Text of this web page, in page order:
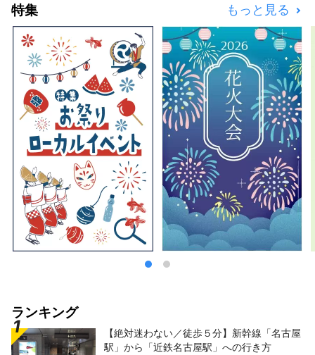
のありのままの都市生活に触れることができま
す。 日本の高度経済成長を支えた工業地帯か
ら生まれた工場夜景が有名ですが、江戸幕府を
開いた将軍によって整備された東京から京都ま
での大動脈である「東海道」の宿場町「東海道
五十三次」の一つとして栄え、初詣には日本最
大級の参拝者が訪れる川崎大師や、文化財指定
を受けた25もの古民家がある日本民家園があ
ります。人気アニメ「ドラえもん」のミュージ
アムも人気です。 人気の観光スポット・イベ
ントをいくつか紹介いたします。 ◇川崎市の
工場夜景 日本の高度成長期を支えた工業地
帯。24時間稼働する工場群は、夜を迎えると
プラントに作業用の明かりが点灯され、宝石を
ちりばめたような幻想的な世界へと変貌しま
す。この「工場夜景」はバスツアー、屋形船ク
ルーズツアーで体験することができます。 ◇
生田緑地 東京から数十分の都市にありなが
ら、メタセコイアの並木を始めとした圧巻の自
す。春には桜も楽しめます。 ◇川崎市 藤子・
F・不二雄ミュージアム アジアを中心に世界で
特集 もっと見る
ランキング
【絶対迷わない／徒歩５分】新幹線「名古屋
駅」から「近鉄名古屋駅」への行き方